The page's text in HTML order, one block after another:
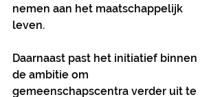
nemen aan het maatschappelijk
leven.
Daarnaast past het initiatief binnen
de ambitie om
gemeenschapscentra verder uit te